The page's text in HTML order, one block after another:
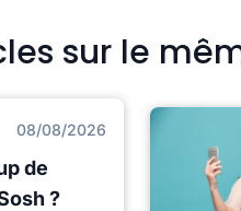
sur le
08/08/2026
de
?